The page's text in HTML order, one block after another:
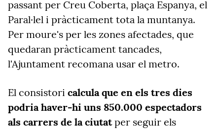
passant per Creu Coberta, plaça Espanya, el
Paral·lel i pràcticament tota la muntanya.
Per moure's per les zones afectades, que
quedaran pràcticament tancades,
l'Ajuntament recomana usar el metro.
El consistori calcula que en els tres dies
podria haver-hi uns 850.000 espectadors
als carrers de la ciutatper seguir els